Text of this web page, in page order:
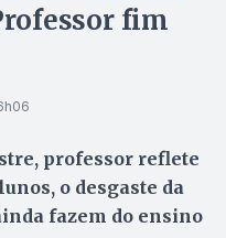
fim
professor reflete
o desgaste da
fazem do ensino